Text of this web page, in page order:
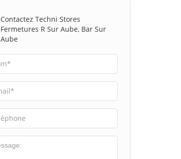
Contactez Techni Stores
Fermetures R Sur Aube, Bar Sur
Aube